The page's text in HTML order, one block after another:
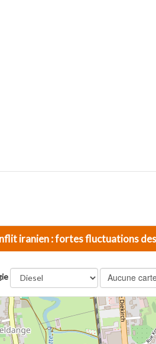
iranien : fortes fluctuations
Aucune